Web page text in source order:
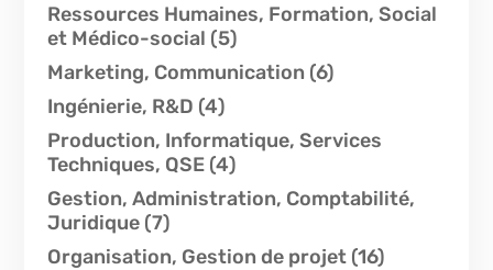
Ressources Humaines, Formation, Social
et Médico-social (5)
Marketing, Communication (6)
Ingénierie, R&D (4)
Production, Informatique, Services
Techniques, QSE(4)
Gestion, Administration, Comptabilité,
Juridique(7)
Organisation, Gestion de projet(16)